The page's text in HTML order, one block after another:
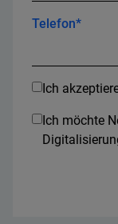
Telefon*
Ich
Ich möchte